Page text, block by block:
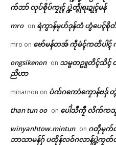
က်ဘာ် လုပ်စိုပ်ကၠုၚ် ပ္ဍဲတွဵုရးဍုၚ်မန်
mro on ရဲကွာန်မုဟ်ဒုန်တံ ဟွံပေၚ်စို
mro on ဗော်မန်တအ် ကဵုမံၚ်ကတိပါ
ongsikenon on သမ္မတဥူတိၚ်သိၚ်
ညိဟာ
minarnon on ပံက်ဂကောံကၠောန်ဗဒှ် တ္ၚဲ
than tun oo on ပေါဲသဳကၠဳ လိက်က
winyanhtow.mintun on ဂတဵုမုက်
ဘာသာမန်ဂှ် ပတိုန်လဝ်ဂလာန်ပ္ဍဲကၠ